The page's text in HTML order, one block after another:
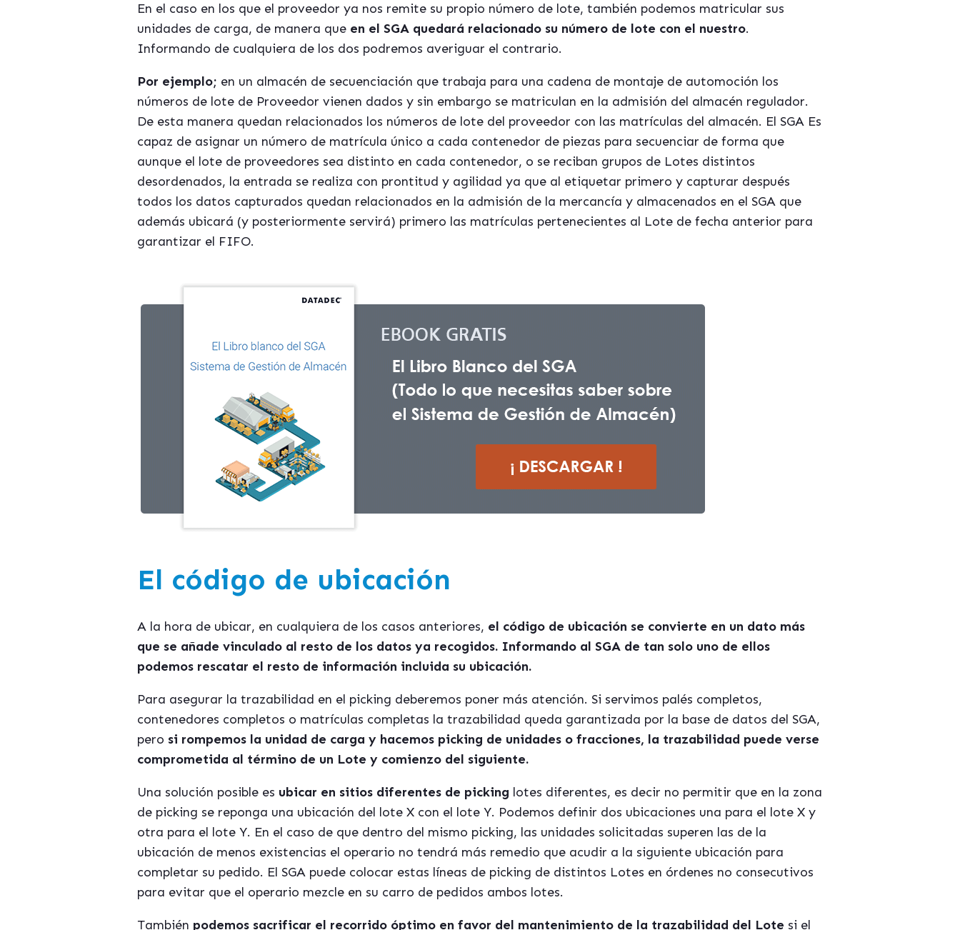
En el caso en los que el proveedor ya nos remite su propio número de lote, también podemos matricular sus
unidades de carga, de manera que en el SGA quedará relacionado su número de lote con el nuestro.
Informando de cualquiera de los dos podremos averiguar el contrario.
Por ejemplo; en un almacén de secuenciación que trabaja para una cadena de montaje de automoción los
números de lote de Proveedor vienen dados y sin embargo se matriculan en la admisión del almacén regulador.
De esta manera quedan relacionados los números de lote del proveedor con las matrículas del almacén. El SGA Es
capaz de asignar un número de matrícula único a cada contenedor de piezas para secuenciar de forma que
aunque el lote de proveedores sea distinto en cada contenedor, o se reciban grupos de Lotes distintos
desordenados, la entrada se realiza con prontitud y agilidad ya que al etiquetar primero y capturar después
todos los datos capturados quedan relacionados en la admisión de la mercancía y almacenados en el SGA que
además ubicará (y posteriormente servirá) primero las matrículas pertenecientes al Lote de fecha anterior para
garantizar el FIFO.
El código de ubicación
A la hora de ubicar, en cualquiera de los casos anteriores, el código de ubicación se convierte en un dato más
que se añade vinculado al resto de los datos ya recogidos. Informando al SGA de tan solo uno de ellos
podemos rescatar el resto de información incluida su ubicación.
Para asegurar la trazabilidad en el picking deberemos poner más atención. Si servimos palés completos,
contenedores completos o matrículas completas la trazabilidad queda garantizada por la base de datos del SGA,
pero si rompemos la unidad de carga y hacemos picking de unidades o fracciones, la trazabilidad puede verse
comprometida al término de un Lote y comienzo del siguiente.
Una solución posible es ubicar en sitios diferentes de picking lotes diferentes, es decir no permitir que en la zona
de picking se reponga una ubicación del lote X con el lote Y. Podemos definir dos ubicaciones una para el lote X y
otra para el lote Y. En el caso de que dentro del mismo picking, las unidades solicitadas superen las de la
ubicación de menos existencias el operario no tendrá más remedio que acudir a la siguiente ubicación para
completar su pedido. El SGA puede colocar estas líneas de picking de distintos Lotes en órdenes no consecutivos
para evitar que el operario mezcle en su carro de pedidos ambos lotes.
También podemos sacrificar el recorrido óptimo en favor del mantenimiento de la trazabilidad del Lote si el